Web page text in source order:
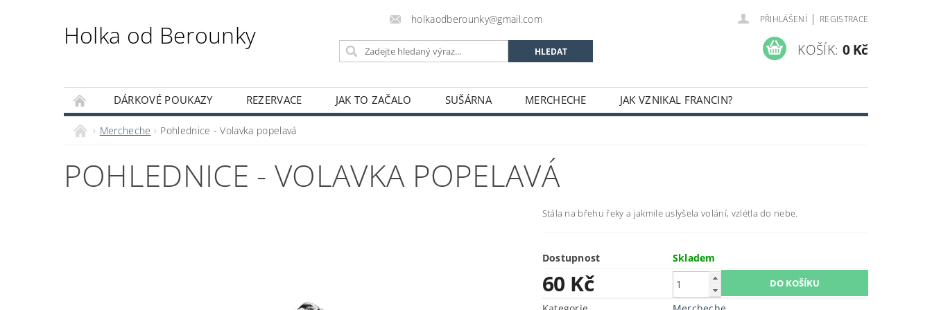
Holka od Berounky
holkaodberounky@gmail.com PŘIHLÁŠENÍ | REGISTRACE
KOŠÍK: 0 Kč
DÁRKOVÉ POUKAZY REZERVACE JAK TO ZAČALO SUŠÁRNA MERCHECHE
JAK VZNIKAL FRANCIN?
KUTILSKÝ KLUB
Mercheche Pohlednice - Volavka popelavá
POHLEDNICE - VOLAVKA POPELAVÁ
Stála na břehu řeky a jakmile uslyšela volání, vzlétla do nebe.
Dostupnost Skladem
60 Kč